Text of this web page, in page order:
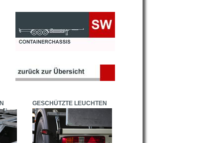
GESCHÜTZTE LEUCHTEN